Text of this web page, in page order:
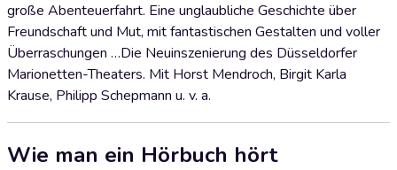
große Abenteuerfahrt. Eine unglaubliche Geschichte über
Freundschaft und Mut, mit fantastischen Gestalten und voller
Überraschungen …Die Neuinszenierung des Düsseldorfer
Marionetten-Theaters. Mit Horst Mendroch, Birgit Karla
Krause, Philipp Schepmann u. v. a.
Wie man ein Hörbuch hört